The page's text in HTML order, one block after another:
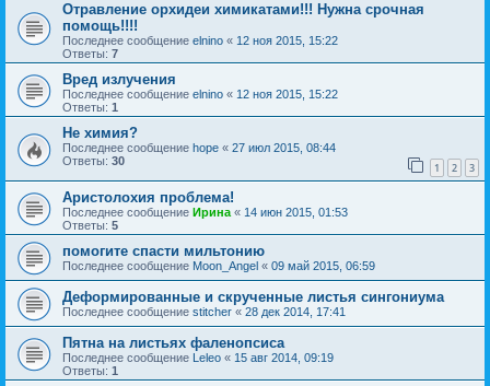
Отравление орхидеи химикатами!!! Нужна срочная
помощь!!!!
Последнее сообщение elnino « 12 ноя 2015, 15:22
Ответы: 7
Вред излучения
Последнее сообщение elnino « 12 ноя 2015, 15:22
Ответы: 1
Не химия?
Последнее сообщение hope « 27 июл 2015, 08:44
Ответы: 30 1 2 3
Аристолохия проблема!
Последнее сообщение Ирина « 14 июн 2015, 01:53
Ответы: 5
помогите спасти мильтонию
Последнее сообщение Moon_Angel « 09 май 2015, 06:59
Деформированные и скрученные листья сингониума
Последнее сообщение stitcher « 28 дек 2014, 17:41
Пятна на листьях фаленопсиса
Последнее сообщение Leleo « 15 авг 2014, 09:19
Ответы: 1